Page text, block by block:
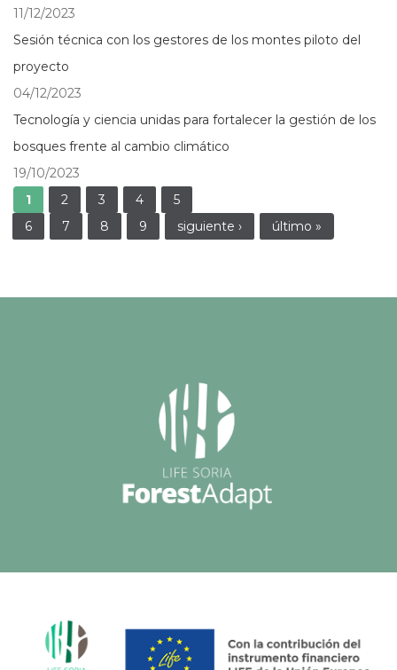
11/12/2023
Sesión técnica con los gestores de los montes piloto del
proyecto
04/12/2023
Tecnología y ciencia unidas para fortalecer la gestión de los
bosques frente al cambio climático
19/10/2023
Páginas
1 2 3 4
5
6
7 8 9 siguiente › último »